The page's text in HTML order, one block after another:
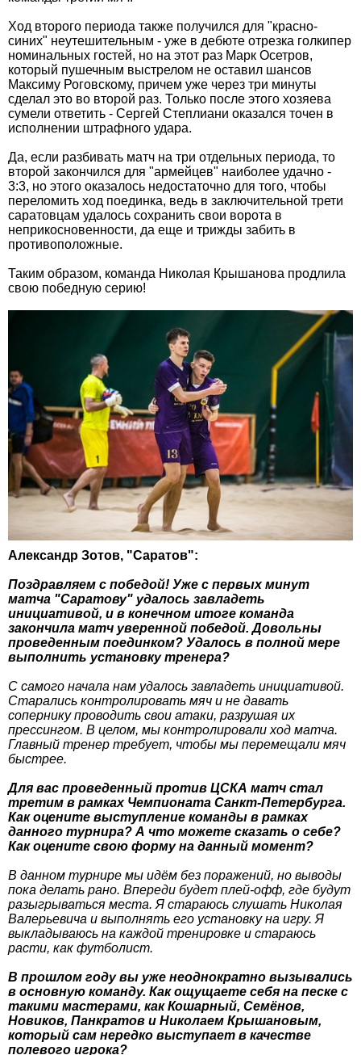
Ход второго периода также получился для "красно-
синих" неутешительным - уже в дебюте отрезка голкипер
номинальных гостей, но на этот раз Марк Осетров,
который пушечным выстрелом не оставил шансов
Максиму Роговскому, причем уже через три минуты
сделал это во второй раз. Только после этого хозяева
сумели ответить - Сергей Степлиани оказался точен в
исполнении штрафного удара.
Да, если разбивать матч на три отдельных периода, то
второй закончился для "армейцев" наиболее удачно -
3:3, но этого оказалось недостаточно для того, чтобы
переломить ход поединка, ведь в заключительной трети
саратовцам удалось сохранить свои ворота в
неприкосновенности, да еще и трижды забить в
противоположные.
Таким образом, команда Николая Крышанова продлила
свою победную серию!
Александр Зотов, "Саратов":
Поздравляем с победой! Уже с первых минут
матча "Саратову" удалось завладеть
инициативой, и в конечном итоге команда
закончила матч уверенной победой. Довольны
проведенным поединком? Удалось в полной мере
выполнить установку тренера?
С самого начала нам удалось завладеть инициативой.
Старались контролировать мяч и не давать
сопернику проводить свои атаки, разрушая их
прессингом. В целом, мы контролировали ход матча.
Главный тренер требует, чтобы мы перемещали мяч
быстрее.
Для вас проведенный против ЦСКА матч стал
третим в рамках Чемпионата Санкт-Петербурга.
Как оцените выступление команды в рамках
данного турнира? А что можете сказать о себе?
Как оцените свою форму на данный момент?
В данном турнире мы идём без поражений, но выводы
пока делать рано. Впереди будет плей-офф, где будут
разыгрываться места. Я стараюсь слушать Николая
Валерьевича и выполнять его установку на игру. Я
выкладываюсь на каждой тренировке и стараюсь
расти, как футболист.
В прошлом году вы уже неоднократно вызывались
в основную команду. Как ощущаете себя на песке с
такими мастерами, как Кошарный, Семёнов,
Новиков, Панкратов и Николаем Крышановым,
который сам нередко выступает в качестве
полевого игрока?